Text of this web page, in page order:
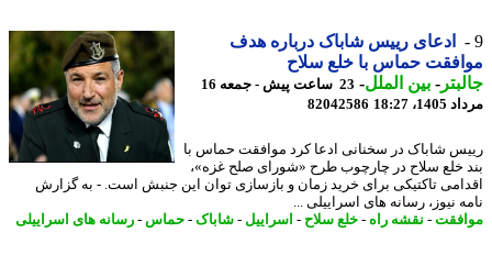
ادعای رییس شاباک درباره هدف
حماس با خلع سلاح
-بین الملل-
23 ساعت پیش - جمعه 16
18:27
82042586
شاباک در سخنانی ادعا کرد موافقت حماس با
خلع سلاح در چارچوب طرح «شورای صلح غزه»،
تاکتیکی برای خرید زمان و بازسازی توان این جنبش است. - به گزارش
نیوز، رسانه های اسراییلی ...
-نقشه راه- خلع سلاح-اسراییل -شاباک-حماس-رسانه های اسراییلی